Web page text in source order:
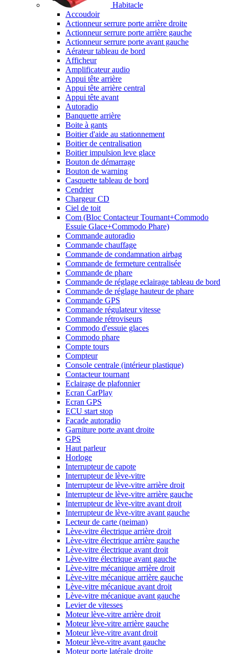
Habitacle
Accoudoir
Actionneur serrure porte arrière droite
Actionneur serrure porte arrière gauche
Actionneur serrure porte avant gauche
Aérateur tableau de bord
Afficheur
Amplificateur audio
Appui tête arrière
Appui tête arrière central
Appui tête avant
Autoradio
Banquette arrière
Boite à gants
Boitier d'aide au stationnement
Boitier de centralisation
Boitier impulsion leve glace
Bouton de démarrage
Bouton de warning
Casquette tableau de bord
Cendrier
Chargeur CD
Ciel de toit
Com (Bloc Contacteur Tournant+Commodo
Essuie Glace+Commodo Phare)
Commande autoradio
Commande chauffage
Commande de condamnation airbag
Commande de fermeture centralisée
Commande de phare
Commande de réglage eclairage tableau de bord
Commande de réglage hauteur de phare
Commande GPS
Commande régulateur vitesse
Commande rétroviseurs
Commodo d'essuie glaces
Commodo phare
Compte tours
Compteur
Console centrale (intérieur plastique)
Contacteur tournant
Eclairage de plafonnier
Ecran CarPlay
Ecran GPS
ECU start stop
Facade autoradio
Garniture porte avant droite
GPS
Haut parleur
Horloge
Interrupteur de capote
Interrupteur de lève-vitre
Interrupteur de lève-vitre arrière droit
Interrupteur de lève-vitre arrière gauche
Interrupteur de lève-vitre avant droit
Interrupteur de lève-vitre avant gauche
Lecteur de carte (neiman)
Lève-vitre électrique arrière droit
Lève-vitre électrique arrière gauche
Lève-vitre électrique avant droit
Lève-vitre électrique avant gauche
Lève-vitre mécanique arrière droit
Lève-vitre mécanique arrière gauche
Lève-vitre mécanique avant droit
Lève-vitre mécanique avant gauche
Levier de vitesses
Moteur lève-vitre arrière droit
Moteur lève-vitre arrière gauche
Moteur lève-vitre avant droit
Moteur lève-vitre avant gauche
Moteur porte latérale droite